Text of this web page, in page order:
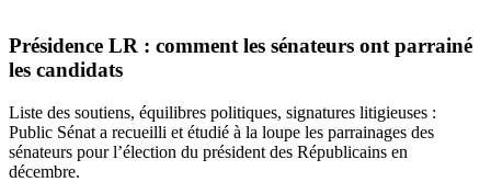
Présidence LR : comment les sénateurs ont parrainé
les candidats
Liste des soutiens, équilibres politiques, signatures litigieuses :
Public Sénat a recueilli et étudié à la loupe les parrainages des
sénateurs pour l’élection du président des Républicains en
décembre.